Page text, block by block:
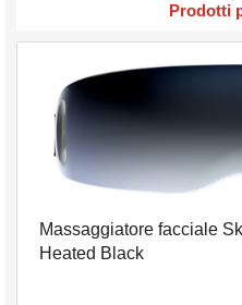
Prodotti
Massaggiatore facciale
Heated Black